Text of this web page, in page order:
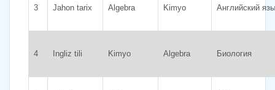
3 Jahon tarix Algebra Kimyo Английский
4 Ingliz tili Kimyo Algebra Биология